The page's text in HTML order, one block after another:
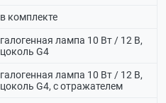
в комплекте
галогенная лампа 10 Вт / 12 В,
цоколь G4
галогенная лампа 10 Вт / 12 В,
цоколь G4, с отражателем